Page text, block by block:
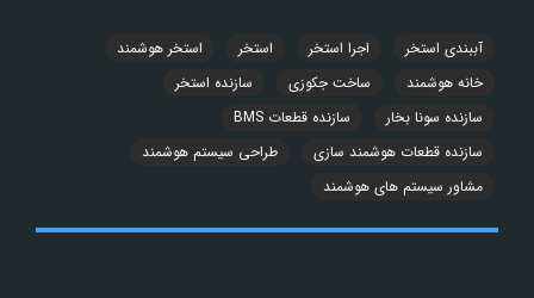
آببندی استخر اجرا استخر استخر
استخر هوشمند
خانه هوشمند
ساخت جکوزی
سازنده استخر
سازنده سونا بخار
سازنده قطعات BMS
سازنده قطعات هوشمند سازی
طراحی سیستم هوشمند
مشاور سیستم های هوشمند